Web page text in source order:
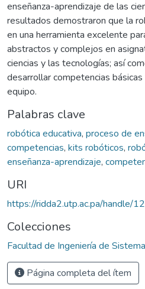
enseñanza-aprendizaje de las
resultados demostraron que la
en una herramienta excelente
abstractos y complejos en
ciencias y las tecnologías; así
desarrollar competencias
equipo.
Palabras clave
robótica educativa, proceso de
competencias, kits robóticos,
enseñanza-aprendizaje,
URI
https://ridda2.utp.ac.pa/handle/
Colecciones
Facultad de Ingeniería de
Página completa del ítem